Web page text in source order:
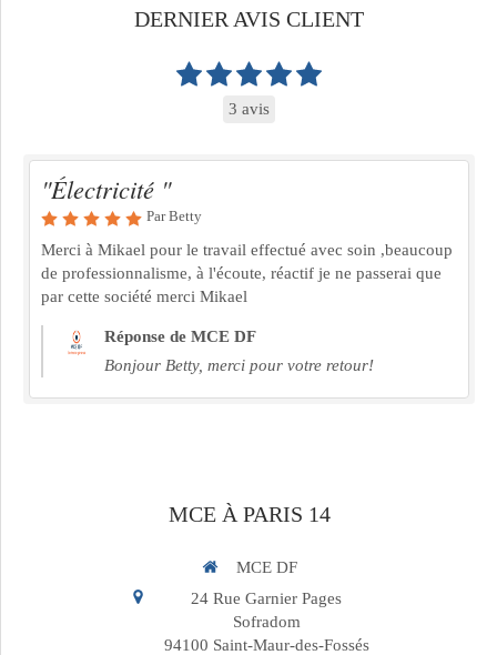
DERNIER AVIS CLIENT
3 avis
"Électricité "
Par Betty
Merci à Mikael pour le travail effectué avec soin ,beaucoup
de professionnalisme, à l'écoute, réactif je ne passerai que
par cette société merci Mikael
Réponse de MCE DF
Bonjour Betty, merci pour votre retour!
MCE À PARIS 14
MCE DF
24 Rue Garnier Pages
Sofradom
94100 Saint-Maur-des-Fossés